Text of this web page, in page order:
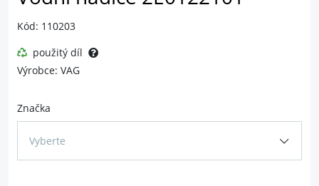
Kód: 110203
použitý díl
Výrobce: VAG
Značka
Vyberte